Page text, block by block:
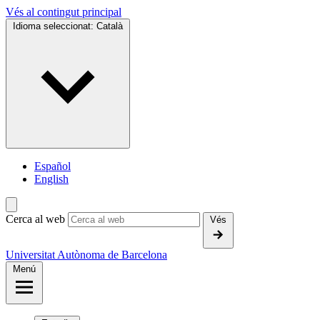
Vés al contingut principal
Idioma seleccionat: Català
Español
English
Cerca al web Vés
Universitat Autònoma de Barcelona
Menú